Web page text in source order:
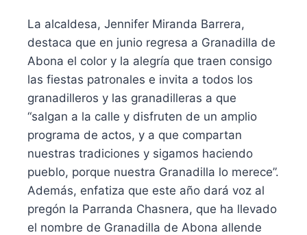
La alcaldesa, Jennifer Miranda Barrera,
destaca que en junio regresa a Granadilla de
Abona el color y la alegría que traen consigo
las fiestas patronales e invita a todos los
granadilleros y las granadilleras a que
“salgan a la calle y disfruten de un amplio
programa de actos, y a que compartan
nuestras tradiciones y sigamos haciendo
pueblo, porque nuestra Granadilla lo merece”.
Además, enfatiza que este año dará voz al
pregón la Parranda Chasnera, que ha llevado
el nombre de Granadilla de Abona allende